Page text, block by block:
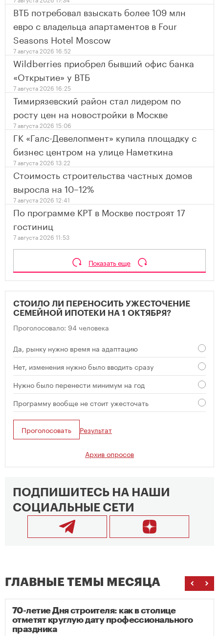
ВТБ потребовал взыскать более 109 млн
евро с владельца апартаментов в Four
Seasons Hotel Moscow
7 августа 2026 16:52
Wildberries приобрел бывший офис банка
«Открытие» у ВТБ
7 августа 2026 16:25
Тимирязевский район стал лидером по
росту цен на новостройки в Москве
7 августа 2026 15:06
ГК «Галс-Девелопмент» купила площадку с
бизнес центром на улице Наметкина
7 августа 2026 13:22
Стоимость строительства частных домов
выросла на 10–12%
7 августа 2026 12:41
По программе КРТ в Москве построят 17
гостиниц
7 августа 2026 11:53
Показать еще
СТОИЛО ЛИ ПЕРЕНОСИТЬ УЖЕСТОЧЕНИЕ
СЕМЕЙНОЙ ИПОТЕКИ НА 1 ОКТЯБРЯ?
Проголосовало: 94 человека
Да, рынку нужно время на адаптацию
Нет, изменения нужно было вводить сразу
Нужно было перенести минимум на год
Программу вообще не стоит ужесточать
Проголосовать Результат
Архив опросов
ПОДПИШИТЕСЬ НА НАШИ
СОЦИАЛЬНЫЕ СЕТИ
ГЛАВНЫЕ ТЕМЫ МЕСЯЦА
70-летие Дня строителя: как в столице
отметят круглую дату профессионального
праздника